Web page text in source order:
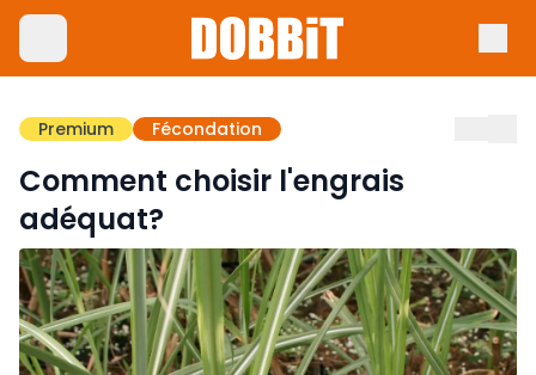
Premium Fécondation
Comment choisir l'engrais
adéquat?